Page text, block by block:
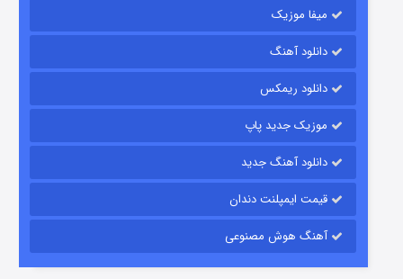
قسمت۱۵ (دوبله) منتشر شد
میفا موزیک
دانلود آهنگ
دانلود ریمکس
موزیک جدید پاپ
دانلود آهنگ جدید
قیمت ایمپلنت دندان
آهنگ هوش مصنوعی